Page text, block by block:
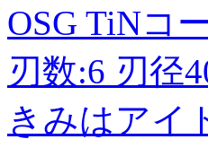
OSG TiNコ
刃数:6 刃径
きみはアイ